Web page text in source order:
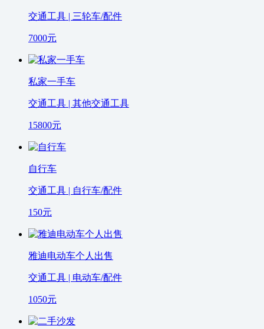
交通工具 | 三轮车/配件
7000元
私家一手车
交通工具 | 其他交通工具
15800元
自行车
交通工具 | 自行车/配件
150元
雅迪电动车个人出售
交通工具 | 电动车/配件
1050元